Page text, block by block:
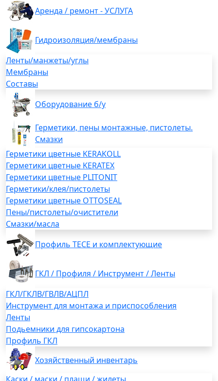
Аренда / ремонт - УСЛУГА
Гидроизоляция/мембраны
Ленты/манжеты/углы
Мембраны
Составы
Оборудование б/у
Герметики, пены монтажные, пистолеты.
Смазки
Герметики цветные KERAKOLL
Герметики цветные KERATEX
Герметики цветные PLITONIT
Герметики/клея/пистолеты
Герметики цветные OTTOSEAL
Пены/пистолеты/очистители
Смазки/масла
Профиль TECE и комплектующие
ГКЛ / Профиля / Инструмент / Ленты
ГКЛ/ГКЛВ/ГВЛВ/АЦПЛ
Инструмент для монтажа и приспособления
Ленты
Подьемники для гипсокартона
Профиль ГКЛ
Хозяйственный инвентарь